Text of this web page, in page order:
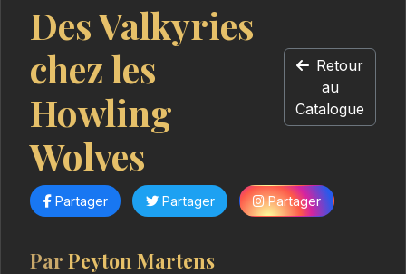
Des Valkyries
chez les
Howling
Wolves
Retour
au
Catalogue
Partager Partager Partager
Par Peyton Martens